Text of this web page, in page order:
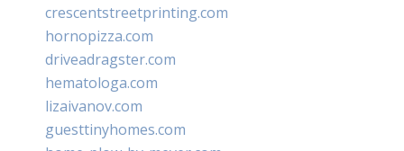
crescentstreetprinting.com
hornopizza.com
driveadragster.com
hematologa.com
lizaivanov.com
guesttinyhomes.com